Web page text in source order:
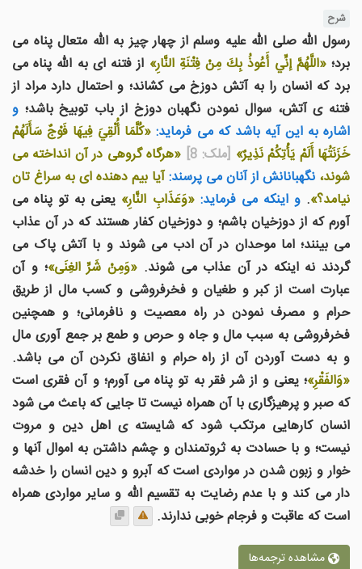
شرح
رسول الله صلی الله علیه وسلم از چهار چیز به الله متعال پناه می
برد؛«اللَّهُمَّ إنِّي أَعُوذُ بِكَ مِنْ فِتْنَةِ النَّارِ» از فتنه ای به الله پناه می
برد که انسان را به آتش دوزخ می کشاند؛ و احتمال دارد مراد از
فتنه ی آتش، سوال نمودن نگهبان دوزخ از باب توبیخ باشد؛ و
اشاره به این آیه باشد که می فرماید: «كُلَّمَا أُلْقِيَ فِيهَا فَوْجٌ سَأَلَهُمْ
خَزَنَتُهَا أَلَمْ يَأْتِكُمْ نَذِيرٌ» [ملک: 8]
«هرگاه گروهی در آن انداخته می
شوند، نگهبانانش از آنان می پرسند:آیا بیم دهنده ای به سراغ تان
نیامد؟». و اینکه می فرماید: «وَعَذَابِ النَّارِ» یعنی به تو پناه می
آورم که از دوزخیان باشم؛ و دوزخیان کفار هستند که در آن عذاب
می بینند؛ اما موحدان در آن ادب می شوند و با آتش پاک می
گردند نه اینکه در آن عذاب می شوند. «وَمِنْ شَرِّ الغِنَى»؛ و آن
عبارت است از کبر و طغیان و فخرفروشی و کسب مال از طریق
حرام و مصرف نمودن در راه معصیت و نافرمانی؛ و همچنین
فخرفروشی به سبب مال و جاه و حرص و طمع بر جمع آوری مال
و به دست آوردن آن از راه حرام و انفاق نکردن آن می باشد.
«وَالفَقْرِ»؛ یعنی و از شر فقر به تو پناه می آورم؛ و آن فقری است
که صبر و پرهیزگاری با آن همراه نیست تا جایی که باعث می شود
انسان کارهایی مرتکب شود که شایسته ی اهل دین و مروت
نیست؛ و با حسادت به ثروتمندان و چشم داشتن به اموال آنها و
خوار و زبون شدن در مواردی است که آبرو و دین انسان را خدشه
دار می کند و با عدم رضایت به تقسیم الله و سایر مواردی همراه
است که عاقبت و فرجام خوبی ندارند.
مشاهده ترجمه‌ها